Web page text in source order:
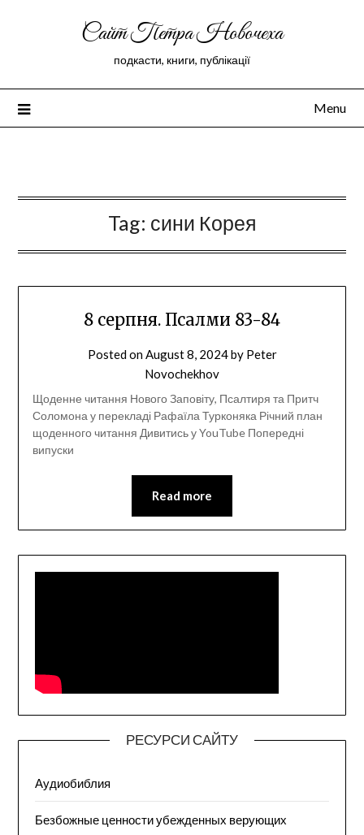
Сайт Петра Новочеха
подкасти, книги, публікації
Menu
Tag: сини Корея
8 серпня. Псалми 83-84
Posted onAugust 8, 2024by Peter
Novochekhov
Щоденне читання Нового Заповіту, Псалтиря та Притч
Соломона у перекладі Рафаїла Турконяка Річний план
щоденного читання Дивитись у YouTube Попередні
випуски
Read more
РЕСУРСИ САЙТУ
Аудиобиблия
Безбожные ценности убежденных верующих